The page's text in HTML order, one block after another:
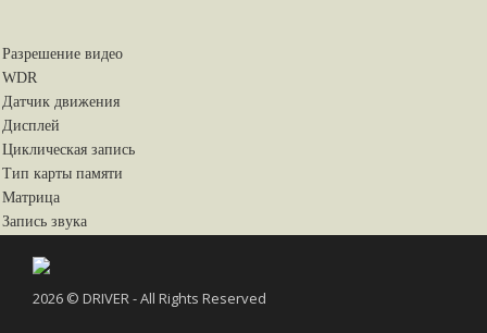
Разрешение видео
WDR
Датчик движения
Дисплей
Циклическая запись
Тип карты памяти
Матрица
Запись звука
2026 © DRIVER - All Rights Reserved